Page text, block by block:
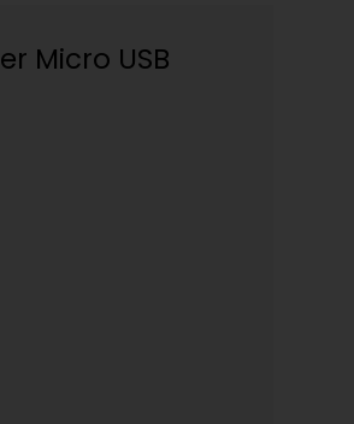
Micro USB